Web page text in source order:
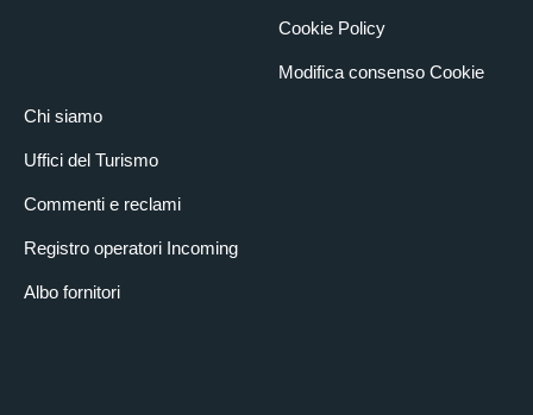
Chi siamo
Uffici del Turismo
Commenti e reclami
Registro operatori Incoming
Albo fornitori
Cookie Policy
Modifica consenso Cookie